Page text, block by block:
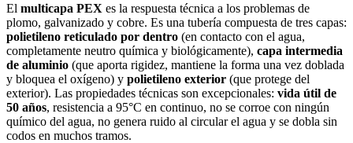
El multicapa PEX es la respuesta técnica a los problemas de
plomo, galvanizado y cobre. Es una tubería compuesta de tres capas:
polietileno reticulado por dentro (en contacto con el agua,
completamente neutro química y biológicamente), capa intermedia
de aluminio (que aporta rigidez, mantiene la forma una vez doblada
y bloquea el oxígeno) y polietileno exterior (que protege del
exterior). Las propiedades técnicas son excepcionales: vida útil de
50 años, resistencia a 95°C en continuo, no se corroe con ningún
químico del agua, no genera ruido al circular el agua y se dobla sin
codos en muchos tramos.